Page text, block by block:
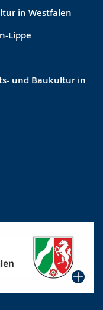
in Westfalen
Lippe
und Baukultur in